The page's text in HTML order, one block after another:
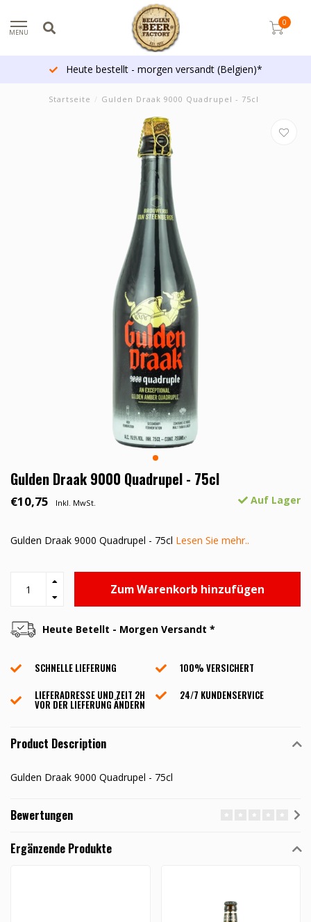
MENU
0
Heute bestellt - morgen versandt (Belgien)*
Startseite / Gulden Draak 9000 Quadrupel - 75cl
Gulden Draak 9000 Quadrupel - 75cl
€10,75 Inkl. MwSt. Auf Lager
Gulden Draak 9000 Quadrupel - 75cl Lesen Sie mehr..
Zum Warenkorb hinzufügen
Heute Betellt - Morgen Versandt *
SCHNELLE LIEFERUNG
100% VERSICHERT
LIEFERADRESSE UND ZEIT 2H
VOR DER LIEFERUNG ÄNDERN
24/7 KUNDENSERVICE
Product Description
Gulden Draak 9000 Quadrupel - 75cl
Bewertungen
Ergänzende Produkte